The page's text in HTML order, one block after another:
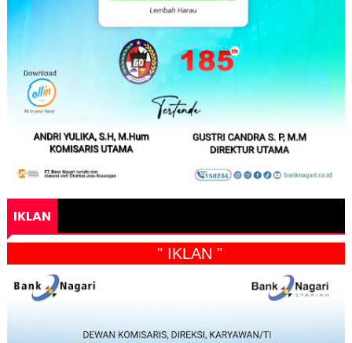
IKLAN
" IKLAN "